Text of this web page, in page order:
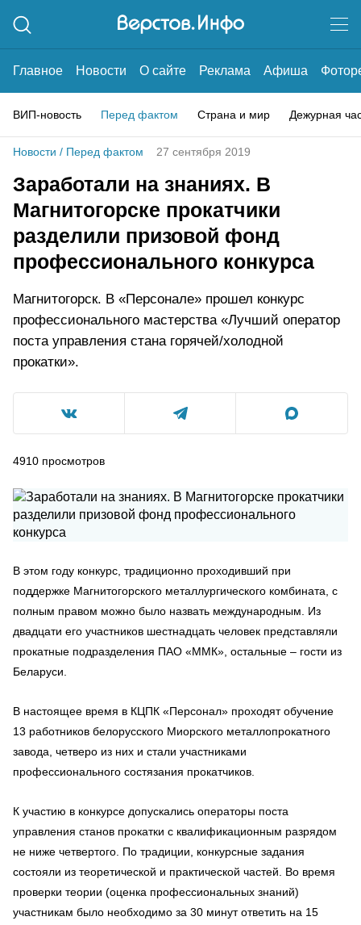
Главное Новости О сайте Реклама Афиша
ВИП-новость Перед фактом Страна и мир Дежурная
Новости / Перед фактом 27 сентября 2019
Заработали на знаниях. В
Магнитогорске прокатчики
разделили призовой фонд
профессионального конкурса
Магнитогорск. В «Персонале» прошел конкурс
профессионального мастерства «Лучший оператор
поста управления стана горячей/холодной
прокатки».
4910 просмотров
В этом году конкурс, традиционно проходивший при
поддержке Магнитогорского металлургического комбината, с
полным правом можно было назвать международным. Из
двадцати его участников шестнадцать человек представляли
прокатные подразделения ПАО «ММК», остальные – гости из
Беларуси.
В настоящее время в КЦПК «Персонал» проходят обучение
13 работников белорусского Миорского металлопрокатного
завода, четверо из них и стали участниками
профессионального состязания прокатчиков.
К участию в конкурсе допускались операторы поста
управления станов прокатки с квалификационным разрядом
не ниже четвертого. По традиции, конкурсные задания
состояли из теоретической и практической частей. Во время
проверки теории (оценка профессиональных знаний)
участникам было необходимо за 30 минут ответить на 15